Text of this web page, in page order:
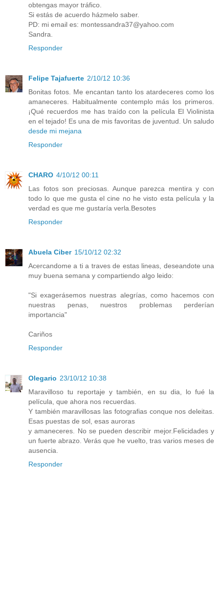
obtengas mayor tráfico.
Si estás de acuerdo házmelo saber.
PD: mi email es: montessandra37@yahoo.com
Sandra.
Responder
Felipe Tajafuerte 2/10/12 10:36
Bonitas fotos. Me encantan tanto los atardeceres como los
amaneceres. Habitualmente contemplo más los primeros.
¡Qué recuerdos me has traído con la película El Violinista
en el tejado! Es una de mis favoritas de juventud. Un saludo
desde mi mejana
Responder
CHARO 4/10/12 00:11
Las fotos son preciosas. Aunque parezca mentira y con
todo lo que me gusta el cine no he visto esta película y la
verdad es que me gustaría verla.Besotes
Responder
Abuela Ciber 15/10/12 02:32
Acercandome a ti a traves de estas lineas, deseandote una
muy buena semana y compartiendo algo leido:
"Si exagerásemos nuestras alegrías, como hacemos con
nuestras penas, nuestros problemas perderían
importancia"
Cariños
Responder
Olegario 23/10/12 10:38
Maravilloso tu reportaje y también, en su dia, lo fué la
película, que ahora nos recuerdas.
Y también maravillosas las fotografias conque nos deleitas.
Esas puestas de sol, esas auroras
y amaneceres. No se pueden describir mejor.Felicidades y
un fuerte abrazo. Verás que he vuelto, tras varios meses de
ausencia.
Responder